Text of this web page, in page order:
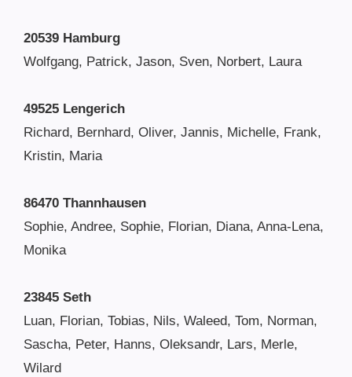
20539 Hamburg
Wolfgang, Patrick, Jason, Sven, Norbert, Laura
49525 Lengerich
Richard, Bernhard, Oliver, Jannis, Michelle, Frank,
Kristin, Maria
86470 Thannhausen
Sophie, Andree, Sophie, Florian, Diana, Anna-Lena,
Monika
23845 Seth
Luan, Florian, Tobias, Nils, Waleed, Tom, Norman,
Sascha, Peter, Hanns, Oleksandr, Lars, Merle,
Wilard